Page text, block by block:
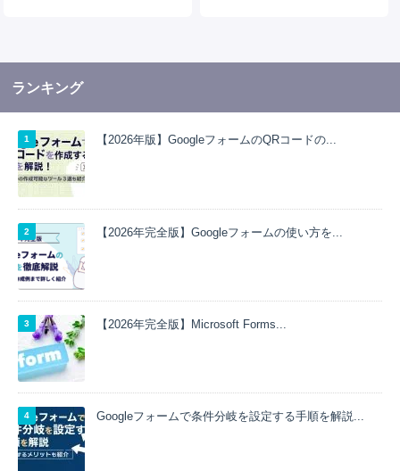
ランキング
【2026年版】GoogleフォームのQRコードの...
【2026年完全版】Googleフォームの使い方を...
【2026年完全版】Microsoft Forms...
Googleフォームで条件分岐を設定する手順を解説...